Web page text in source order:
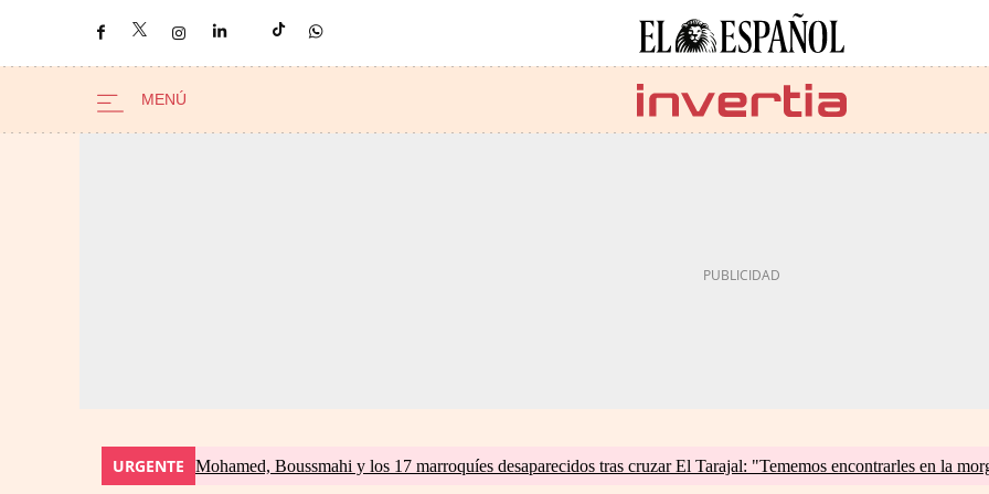
URGENTE Mohamed, Boussmahi y los 17 marroquíes desaparecidos tras cruzar El Tarajal: "Tememos encontrarles en la